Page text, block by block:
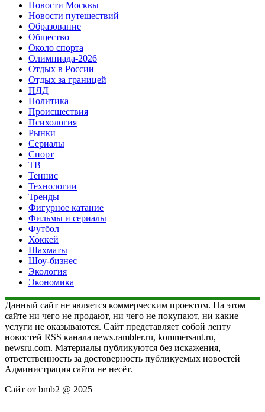
Новости Москвы
Новости путешествий
Образование
Общество
Около спорта
Олимпиада-2026
Отдых в России
Отдых за границей
ПДД
Политика
Происшествия
Психология
Рынки
Сериалы
Спорт
ТВ
Теннис
Технологии
Тренды
Фигурное катание
Фильмы и сериалы
Футбол
Хоккей
Шахматы
Шоу-бизнес
Экология
Экономика
Данный сайт не является коммерческим проектом. На этом
сайте ни чего не продают, ни чего не покупают, ни какие
услуги не оказываются. Сайт представляет собой ленту
новостей RSS канала news.rambler.ru, kommersant.ru,
newsru.com. Материалы публикуются без искажения,
ответственность за достоверность публикуемых новостей
Администрация сайта не несёт.
Сайт от bmb2 @ 2025